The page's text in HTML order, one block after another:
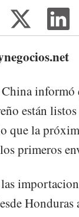
informó
están
que la
primeros